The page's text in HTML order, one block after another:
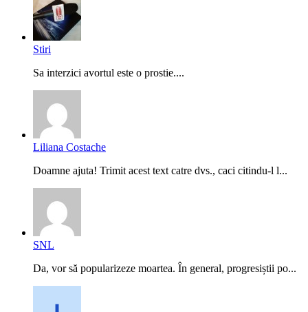
Stiri
Sa interzici avortul este o prostie....
Liliana Costache
Doamne ajuta! Trimit acest text catre dvs., caci citindu-l l...
SNL
Da, vor să popularizeze moartea. În general, progresiștii po...